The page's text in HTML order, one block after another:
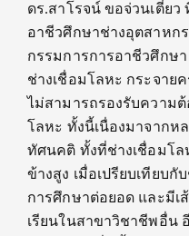
ดร.สาโรจน์ ขอจ่วนเตี๋ย
อาชีวศึกษาช่างอุตสาหก
กรรมการการอาชีวศึกษ
ช่างเชื่อมโลหะ กระจาย
ไม่สามารถรองรับความ
โลหะ ทั้งนี้เนื่องมาจากห
ทัศนคติ ทั้งที่ช่างเชื่อมโ
ข้างสูง เมื่อเปรียบเทียบ
การศึกษาต่อยอด และมีเ
เรียนในสาขาวิชาชีพอื่น